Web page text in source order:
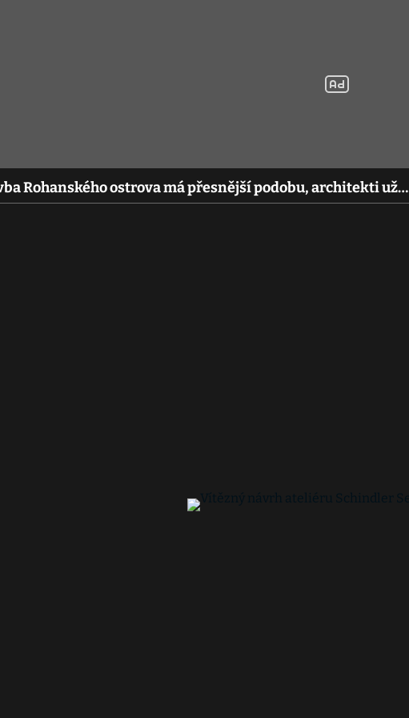
Rohanského ostrova má přesnější podobu, architekti už…